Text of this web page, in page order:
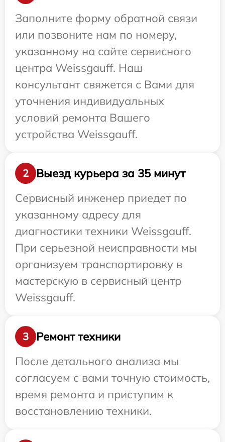
Заполните форму обратной связи
или позвоните нам по номеру,
указанному на сайте сервисного
центра Weissgauff. Наш
консультант свяжется с Вами для
уточнения индивидуальных
условий ремонта Вашего
устройства Weissgauff.
2
Выезд курьера за 35 минут
Сервисный инженер приедет по
указанному адресу для
диагностики техники Weissgauff.
При серьезной неисправности мы
организуем транспортировку в
мастерскую в сервисный центр
Weissgauff.
3
Ремонт техники
После детального анализа мы
согласуем с вами точную стоимость,
время ремонта и приступим к
восстановлению техники.